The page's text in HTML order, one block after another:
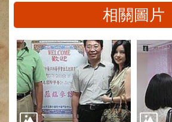
科
網
路
號
就
相關圖片